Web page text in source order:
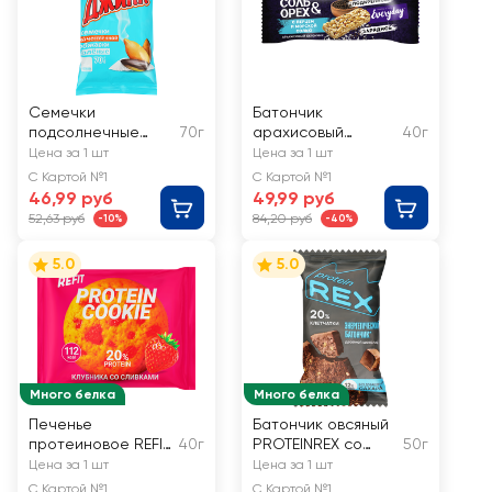
Семечки
подсолнечные
ДЖИНН жареные с
морской солью
70г
Цена за 1 шт
С Картой №1
46,99 руб
52,63 руб -10%
Батончик
арахисовый
EVERYDAY
Соль&Орех, с
перцем и морской
солью
40г
Цена за 1 шт
С Картой №1
49,99 руб
84,20 руб -40%
Много белка
5.0
Печенье
протеиновое REFIT
Клубника со
сливками
40г
Цена за 1 шт
С Картой №1
Много белка
5.0
Батончик овсяный
PROTEINREX со
вкусом двойной
шоколад
50г
Цена за 1 шт
С Картой №1